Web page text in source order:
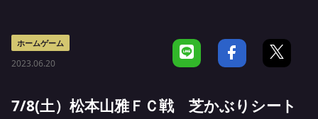
ホームゲーム
2023.06.20
7/8(土）松本山雅ＦＣ戦 芝かぶりシート